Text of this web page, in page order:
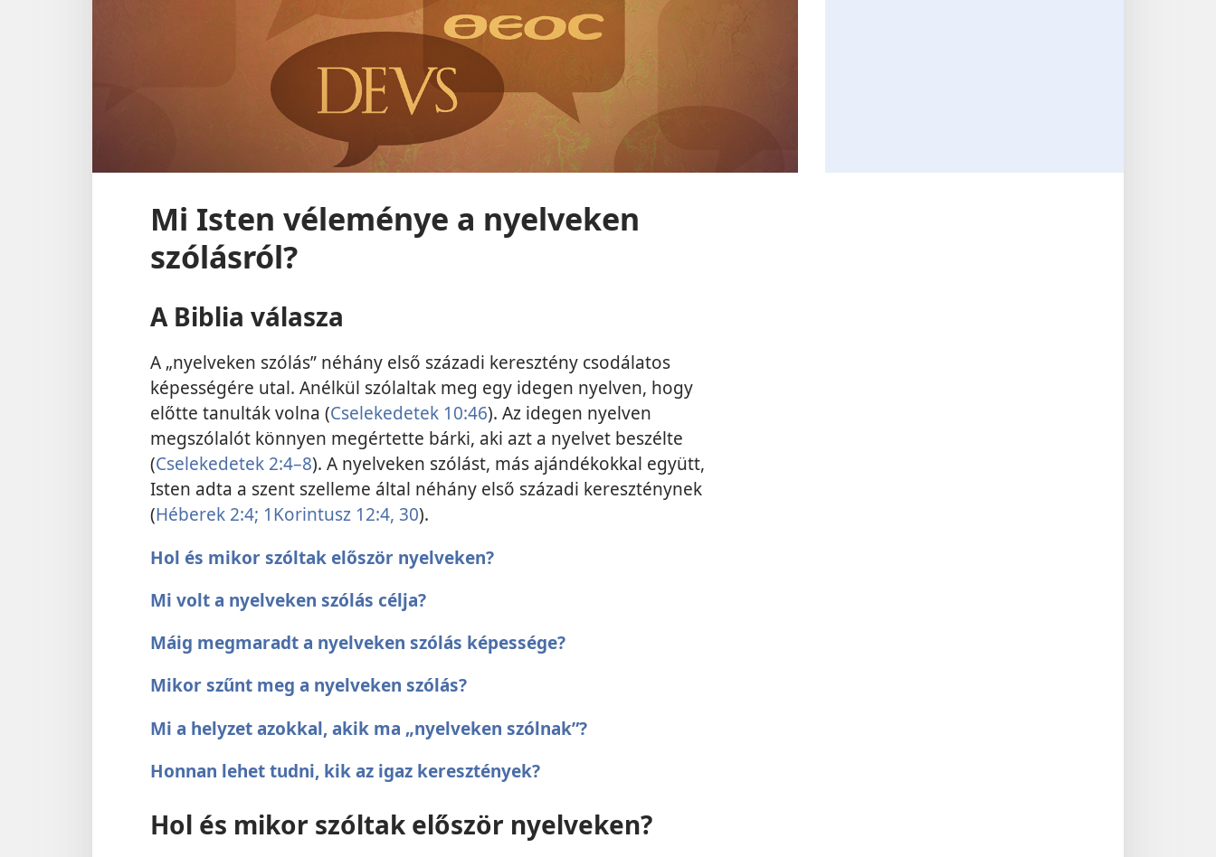
Mi Isten véleménye a nyelveken
szólásról?
A Biblia válasza
A „nyelveken szólás” néhány első századi keresztény csodálatos
képességére utal. Anélkül szólaltak meg egy idegen nyelven, hogy
előtte tanulták volna (Cselekedetek 10:46). Az idegen nyelven
megszólalót könnyen megértette bárki, aki azt a nyelvet beszélte
(Cselekedetek 2:4–8). A nyelveken szólást, más ajándékokkal együtt,
Isten adta a szent szelleme által néhány első századi kereszténynek
(Héberek 2:4; 1Korintusz 12:4, 30).
Hol és mikor szóltak először nyelveken?
Mi volt a nyelveken szólás célja?
Máig megmaradt a nyelveken szólás képessége?
Mikor szűnt meg a nyelveken szólás?
Mi a helyzet azokkal, akik ma „nyelveken szólnak”?
Honnan lehet tudni, kik az igaz keresztények?
Hol és mikor szóltak először nyelveken?